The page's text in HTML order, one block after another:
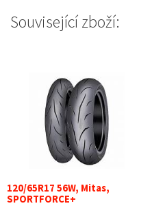
Související zboží:
120/65R17 56W, Mitas,
SPORTFORCE+